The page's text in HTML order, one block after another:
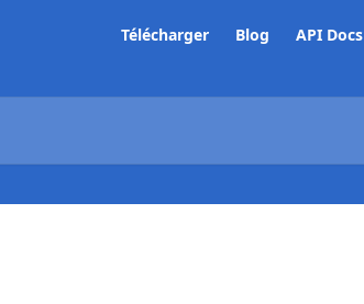
Télécharger Blog API Docs